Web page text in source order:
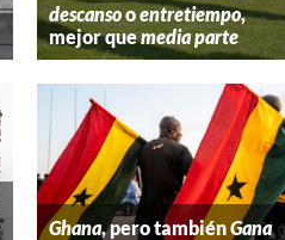
descansooentretiempo,
mejor quemedia parte
Ghana, pero tambiénGana